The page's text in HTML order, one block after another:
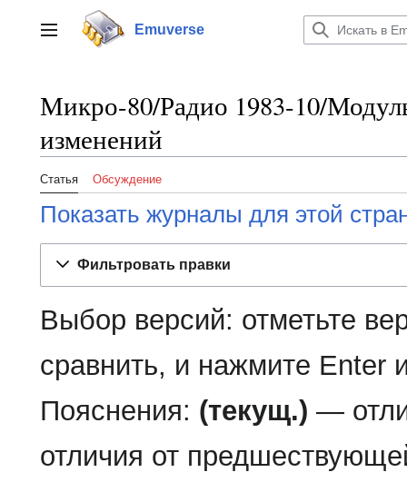
к
содержанию
Переключить боковую панель
Emuverse
Микро-80/Радио 1983-10/
изменений
Статья Обсуждение
Показать журналы для этой
Фильтровать правки
Выбор версий: отметьте
сравнить, и нажмите Enter
Пояснения: (текущ.) —
отличия от